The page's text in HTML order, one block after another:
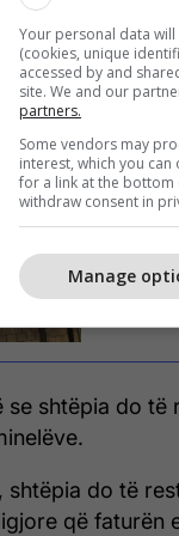
Mitrovicë.
nuk
qyqarët në
së shekullit
Digjet
se shtëpia do
shtëpia do të
që faturën
Your personal data
(cookies, unique
accessed by and
site. We and our
partners.
Some vendors may
interest, which you
for a link at the bottom
withdraw consent in
Manage